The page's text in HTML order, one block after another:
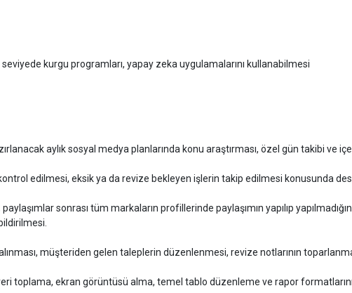
kurgu programları, yapay zeka uygulamalarını kullanabilmesi
aylık sosyal medya planlarında konu araştırması, özel gün takibi ve
edilmesi, eksik ya da revize bekleyen işlerin takip edilmesi konusunda
sonrası tüm markaların profillerinde paylaşımın yapılıp
müşteriden gelen taleplerin düzenlenmesi, revize notlarının
toplama, ekran görüntüsü alma, temel tablo düzenleme ve rapor